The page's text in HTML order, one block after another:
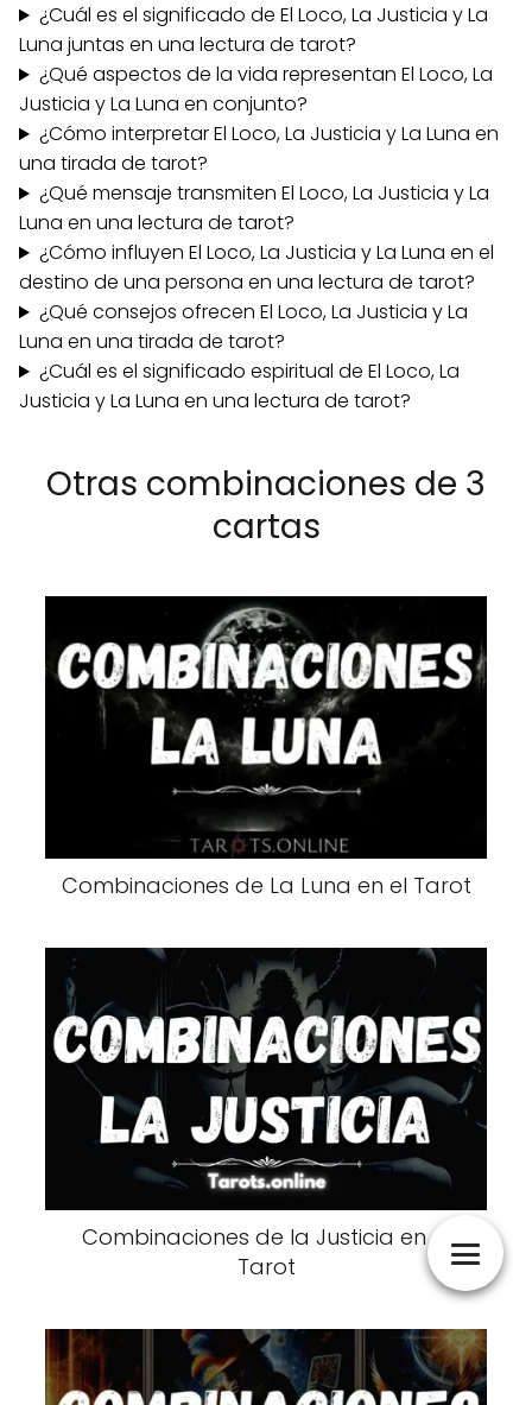
¿Cuál es el significado de El Loco, La Justicia y La
Luna juntas en una lectura de tarot?
¿Qué aspectos de la vida representan El Loco, La
Justicia y La Luna en conjunto?
¿Cómo interpretar El Loco, La Justicia y La Luna en
una tirada de tarot?
¿Qué mensaje transmiten El Loco, La Justicia y La
Luna en una lectura de tarot?
¿Cómo influyen El Loco, La Justicia y La Luna en el
destino de una persona en una lectura de tarot?
¿Qué consejos ofrecen El Loco, La Justicia y La
Luna en una tirada de tarot?
¿Cuál es el significado espiritual de El Loco, La
Justicia y La Luna en una lectura de tarot?
Otras combinaciones de 3
cartas
Combinaciones de La Luna en el Tarot
Combinaciones de la Justicia en el
Tarot